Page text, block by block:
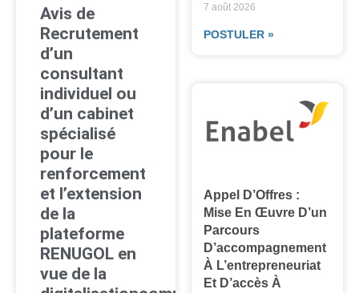
Avis de
Recrutement
d’un
consultant
individuel ou
d’un cabinet
spécialisé
pour le
renforcement
et l’extension
de la
plateforme
RENUGOL en
vue de la
7 août 2026
POSTULER »
Appel D’Offres :
Mise En Œuvre D’un
Parcours
D’accompagnement
À L’entrepreneuriat
Et D’accès À